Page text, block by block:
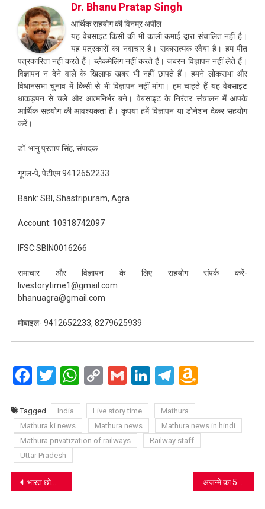
Dr. Bhanu Pratap Singh
आर्थिक सहयोग की विनम्र अपील
यह वेबसाइट किसी की भी काली कमाई द्वारा संचालित नहीं है।
यह पत्रकारों का नवाचार है। सकारात्मक रवैया है। हम पीत
पत्रकारिता नहीं करते हैं। ब्लैकमेलिंग नहीं करते हैं। जबरन विज्ञापन नहीं लेते हैं।
विज्ञापन न देने वाले के खिलाफ खबर भी नहीं छापते हैं। हमने लोकसभा और
विधानसभा चुनाव में किसी से भी विज्ञापन नहीं मांगा। हम चाहते हैं यह वेबसाइट
धाकड़पन से चले और आत्मनिर्भर बने। वेबसाइट के निरंतर संचालन में आपके
आर्थिक सहयोग की आवश्यकता है। कृपया हमें विज्ञापन या डोनेशन देकर सहयोग
करें।
डॉ. भानु प्रताप सिंह, संपादक
गूगल-पे, पेटीएम 9412652233
Bank: SBI, Shastripuram, Agra
Account: 10318742097
IFSC:SBIN0016266
समाचार और विज्ञापन के लिए सहयोग संपर्क करें-
livestorytime1@gmail.com
bhanuagra@gmail.com
मोबाइल- 9412652233, 8279625939
Facebook
TwitterWhatsApp
CopyGmailLinkedIn
Telegram
List
Tagged India Live story time
Mathura
Mathura ki news
Mathura news
Mathura news in hindi
Mathura privatization of railways
Railway staff
Uttar Pradesh
Post
भारत छोड़ो आंदोलन की याद में ’चीन भारत छोड़ो’ का आह्वान अजन्मे का 5248 वां जन्मोत्सव मनाने को सजधज कर तैयार हुआ मथुरा